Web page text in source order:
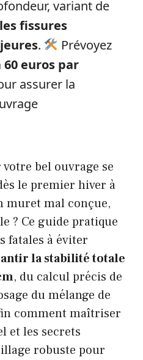
variant de
fissures
.
Prévoyez
60 euros par
assurer la
bel ouvrage se
le premier hiver à
muret mal conçue,
? Ce guide pratique
fatales à éviter
la stabilité totale
, du calcul précis de
du mélange de
comment maîtriser
et les secrets
robuste pour